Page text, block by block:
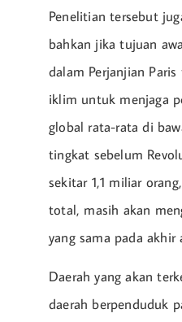
Penelitian tersebut
bahkan jika tujuan
dalam Perjanjian
iklim untuk menjaga
global rata-rata di
tingkat sebelum
sekitar 1,1 miliar
total, masih akan
yang sama pada akhir
Daerah yang akan
daerah berpenduduk